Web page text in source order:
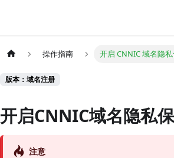
操作指南 开启 CNNIC 域名隐
版本：域名注册
开启CNNIC域名隐私
注意